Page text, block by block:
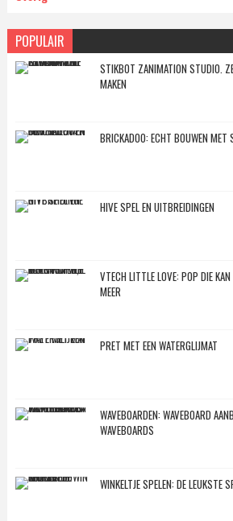
POPULAIR
STIKBOT ZANIMATION STUDIO.
MAKEN
BRICKADOO: ECHT BOUWEN MET
HIVE SPEL EN UITBREIDINGEN
VTECH LITTLE LOVE: POP DIE
MEER
PRET MET EEN WATERGLIJMAT
WAVEBOARDEN: WAVEBOARD
WAVEBOARDS
WINKELTJE SPELEN: DE LEUKSTE